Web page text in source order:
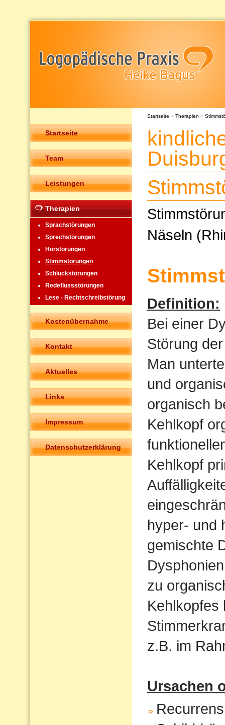
Startseite
Team
Leistungen
Therapien
Sprachstörungen
Sprechstörungen
Hörstörungen
Stimmstörungen
Schluckstörungen
Redeflussstörungen
Lese - Rechtschreibstörung
Kostenübernahme
Kontakt
Aktuelles
Links
Impressum
Datenschutzerklärung
Startseite > Therapien >
Näseln
Definition:
Bei einer
Störung
Man
und
organisch
Kehlkopf
Kehlkopf
hyper- und
gemischte
zu
Kehlkopfes
z.B. im
Ursachen